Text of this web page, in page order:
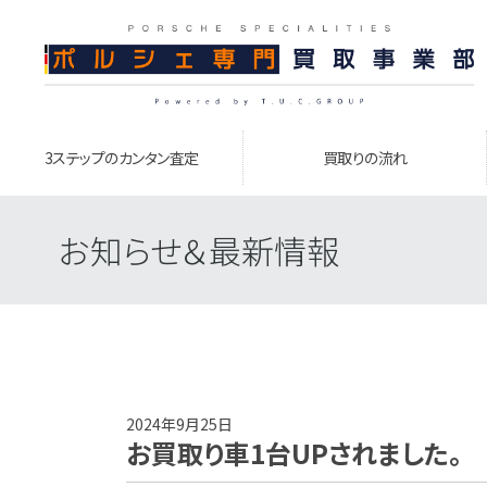
3ステップのカンタン査定 買取りの流れ
お知らせ＆最新情報
2024年9月25日
お買取り車1台UPされました。